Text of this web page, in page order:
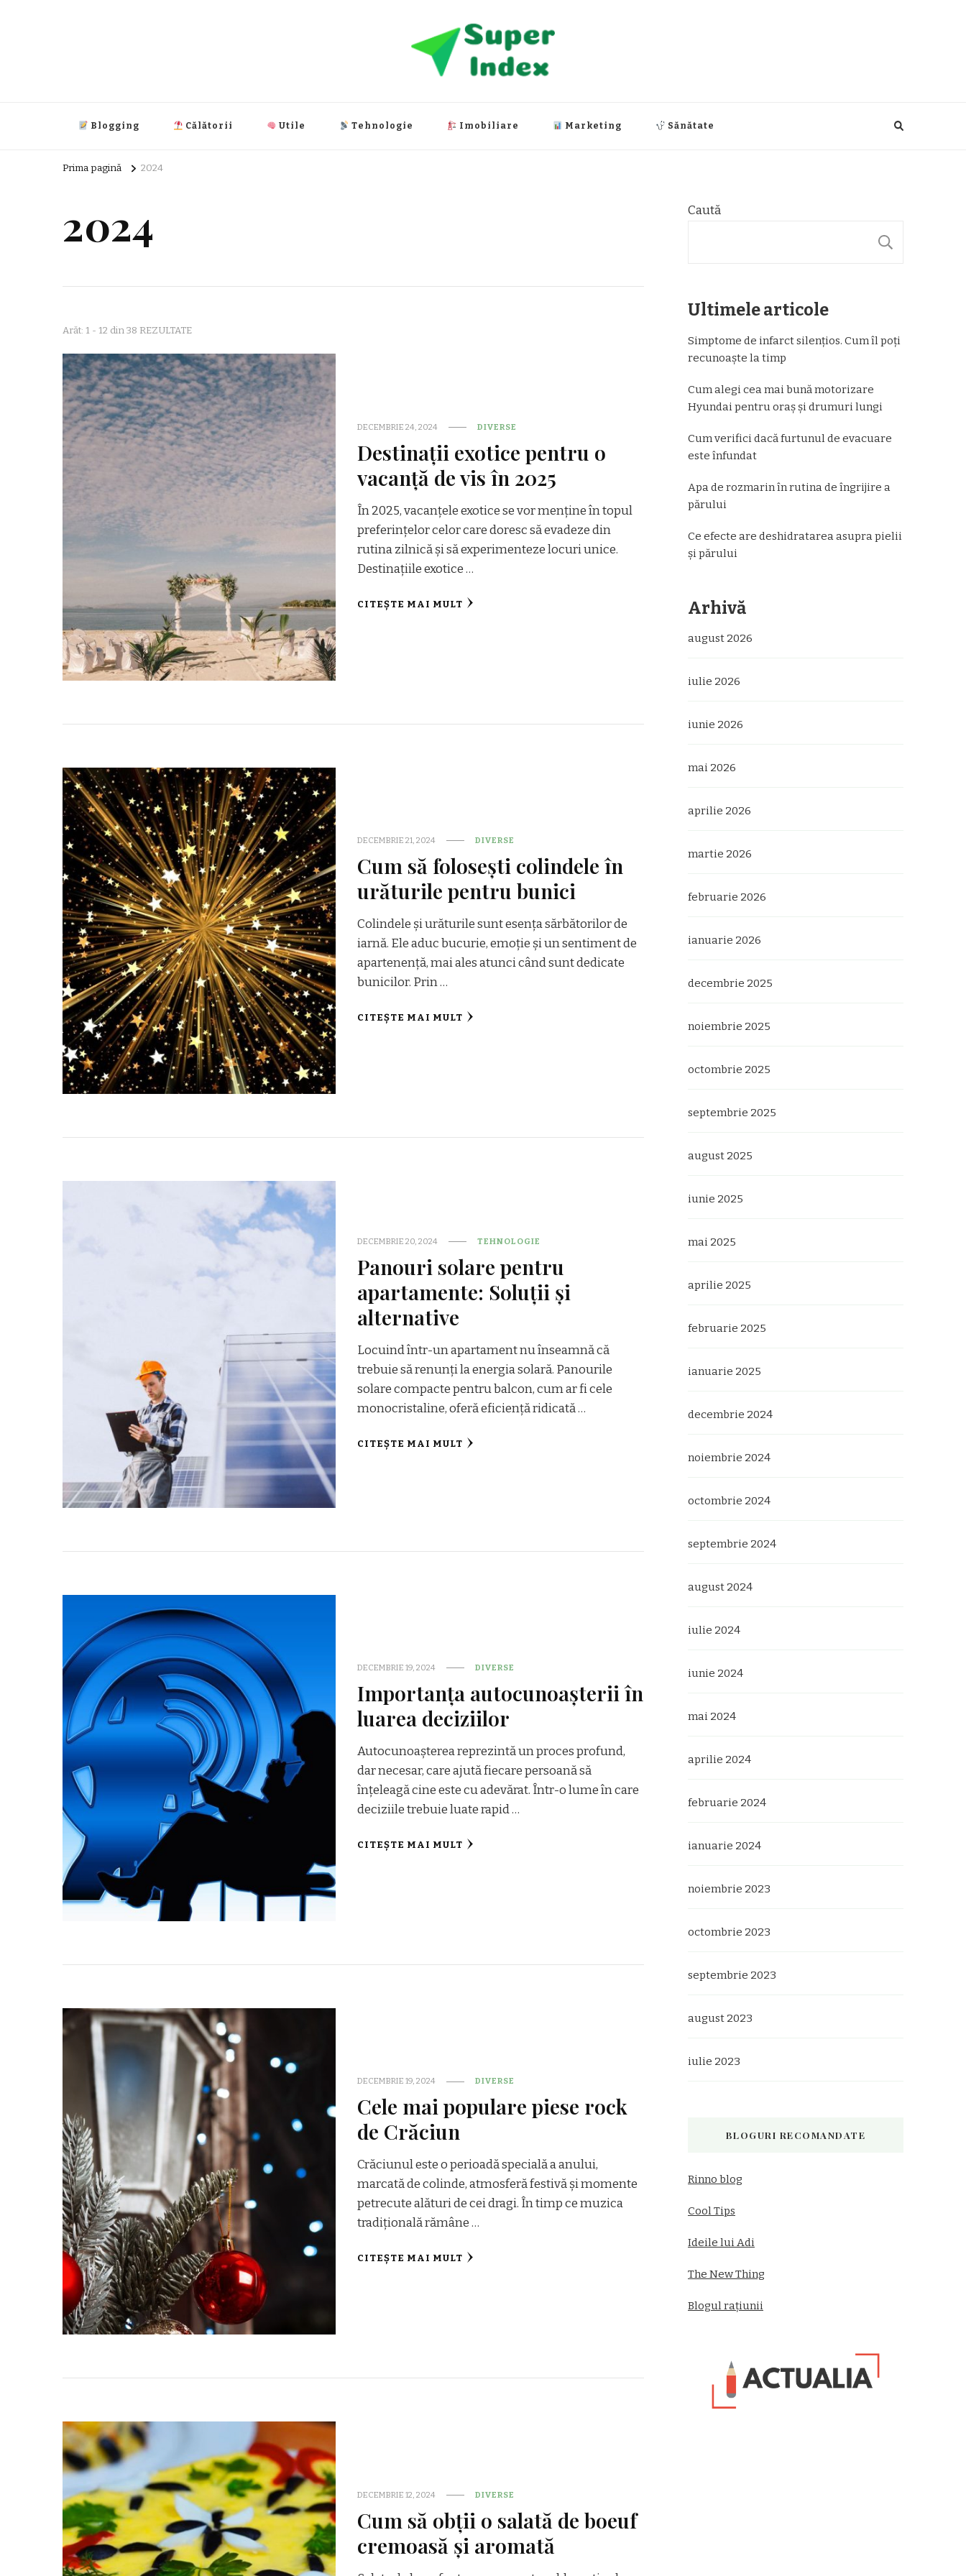
Blogging Călătorii Utile Tehnologie Imobiliare Marketing Sănătate
Prima pagină 2024
2024
Arăt: 1 - 12 din 38 REZULTATE
DECEMBRIE 24, 2024 DIVERSE
Destinații exotice pentru o
vacanță de vis în 2025
În 2025, vacanțele exotice se vor menține în topul
preferințelor celor care doresc să evadeze din
rutina zilnică și să experimenteze locuri unice.
Destinațiile exotice …
CITEȘTE MAI MULT
DECEMBRIE 21, 2024 DIVERSE
Cum să folosești colindele în
urăturile pentru bunici
Colindele și urăturile sunt esența sărbătorilor de
iarnă. Ele aduc bucurie, emoție și un sentiment de
apartenență, mai ales atunci când sunt dedicate
bunicilor. Prin …
CITEȘTE MAI MULT
DECEMBRIE 20, 2024 TEHNOLOGIE
Panouri solare pentru
apartamente: Soluții și
alternative
Locuind într-un apartament nu înseamnă că
trebuie să renunți la energia solară. Panourile
solare compacte pentru balcon, cum ar fi cele
monocristaline, oferă eficiență ridicată …
CITEȘTE MAI MULT
DECEMBRIE 19, 2024 DIVERSE
Importanța autocunoașterii în
luarea deciziilor
Autocunoașterea reprezintă un proces profund,
dar necesar, care ajută fiecare persoană să
înțeleagă cine este cu adevărat. Într-o lume în care
deciziile trebuie luate rapid …
CITEȘTE MAI MULT
DECEMBRIE 19, 2024 DIVERSE
Cele mai populare piese rock
de Crăciun
Crăciunul este o perioadă specială a anului,
marcată de colinde, atmosferă festivă și momente
petrecute alături de cei dragi. În timp ce muzica
tradițională rămâne …
CITEȘTE MAI MULT
DECEMBRIE 12, 2024 DIVERSE
Cum să obții o salată de boeuf
cremoasă și aromată
Caută
Ultimele articole
Simptome de infarct silențios. Cum îl poți
recunoaște la timp
Cum alegi cea mai bună motorizare
Hyundai pentru oraș și drumuri lungi
Cum verifici dacă furtunul de evacuare
este înfundat
Apa de rozmarin în rutina de îngrijire a
părului
Ce efecte are deshidratarea asupra pielii
și părului
Arhivă
august 2026
iulie 2026
iunie 2026
mai 2026
aprilie 2026
martie 2026
februarie 2026
ianuarie 2026
decembrie 2025
noiembrie 2025
octombrie 2025
septembrie 2025
august 2025
iunie 2025
mai 2025
aprilie 2025
februarie 2025
ianuarie 2025
decembrie 2024
noiembrie 2024
octombrie 2024
septembrie 2024
august 2024
iulie 2024
iunie 2024
mai 2024
aprilie 2024
februarie 2024
ianuarie 2024
noiembrie 2023
octombrie 2023
septembrie 2023
august 2023
iulie 2023
BLOGURI RECOMANDATE
Rinno blog
Cool Tips
Ideile lui Adi
The New Thing
Blogul rațiunii